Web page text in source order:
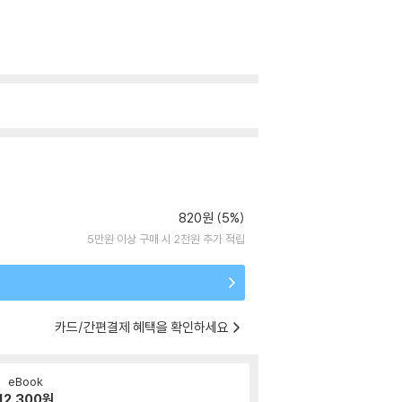
820원 (5%)
5만원 이상 구매 시 2천원 추가 적립
카드/간편결제 혜택을 확인하세요
eBook
원